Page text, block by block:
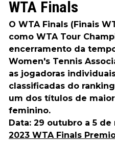
WTA Finals
O WTA Finals (Finais
como WTA Tour
encerramento da
Women's Tennis
as jogadoras
classificadas do
um dos títulos de
feminino.
Data: 29 outubro a 5
2023 WTA Finals